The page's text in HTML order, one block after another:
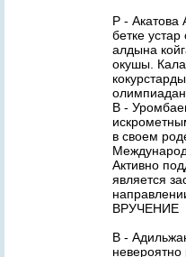
Р -
бетке
алдына
окушы.
В -
в своем
Активно
является
ВРУЧЕНИЕ
В -